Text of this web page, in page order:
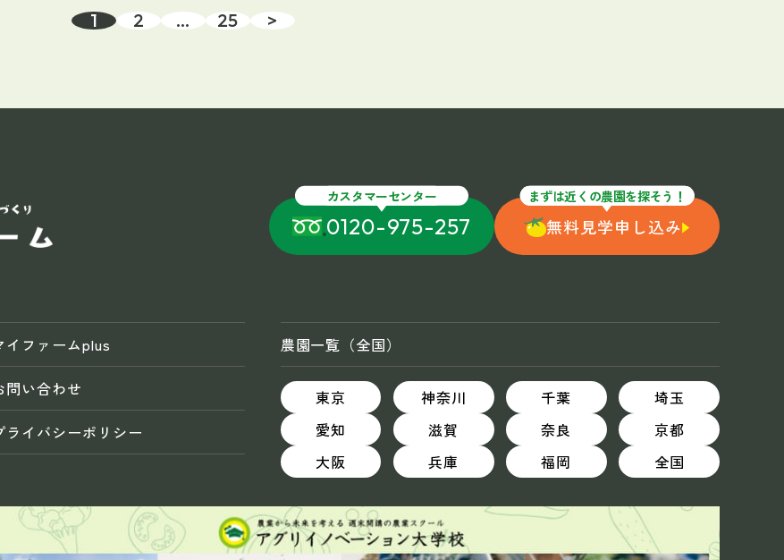
1 2 … 25 >
カスタマーセンター
0120-975-257
まずは近くの農園を探そう！
無料見学申し込み
イファームplus
問い合わせ
ライバシーポリシー
農園一覧（全国）
東京 神奈川 千葉
埼玉
愛知
滋賀 奈良
京都
大阪
兵庫 福岡 全国